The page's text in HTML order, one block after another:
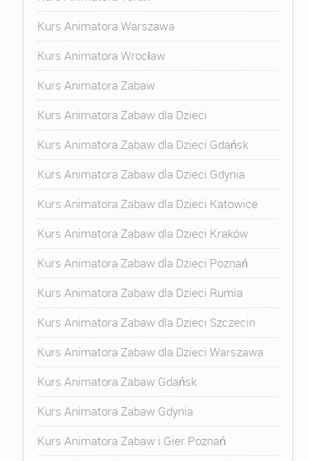
Kurs Animatora Warszawa
Kurs Animatora Wrocław
Kurs Animatora Zabaw
Kurs Animatora Zabaw dla Dzieci
Kurs Animatora Zabaw dla Dzieci Gdańsk
Kurs Animatora Zabaw dla Dzieci Gdynia
Kurs Animatora Zabaw dla Dzieci Katowice
Kurs Animatora Zabaw dla Dzieci Kraków
Kurs Animatora Zabaw dla Dzieci Poznań
Kurs Animatora Zabaw dla Dzieci Rumia
Kurs Animatora Zabaw dla Dzieci Szczecin
Kurs Animatora Zabaw dla Dzieci Warszawa
Kurs Animatora Zabaw Gdańsk
Kurs Animatora Zabaw Gdynia
Kurs Animatora Zabaw i Gier Poznań